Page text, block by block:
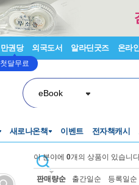
만권당
첫달무료
외국도서 알라딘굿즈 온라
eBook
새로나온책 이벤트 전자책캐시
이 분야에 0개의 상품이 있습니
판매량순 출간일순 등록일순